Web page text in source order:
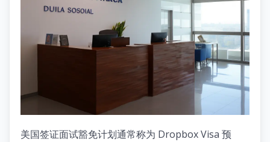
美国签证面试豁免计划通常称为 Dropbox Visa 预